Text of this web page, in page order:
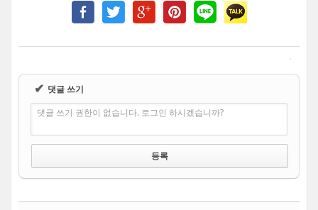
✔ 댓글 쓰기
댓글 쓰기 권한이 없습니다. 로그인 하시겠습니까?